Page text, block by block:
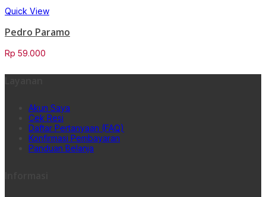
Quick View
Pedro Paramo
Rp 59.000
Akun Saya
Cek Resi
Daftar Pertanyaan (FAQ)
Konfirmasi Pembayaran
Panduan Belanja